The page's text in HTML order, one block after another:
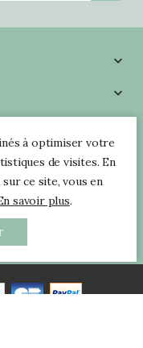



à optimiser votre
de visites. En
ce site, vous en
savoir plus.